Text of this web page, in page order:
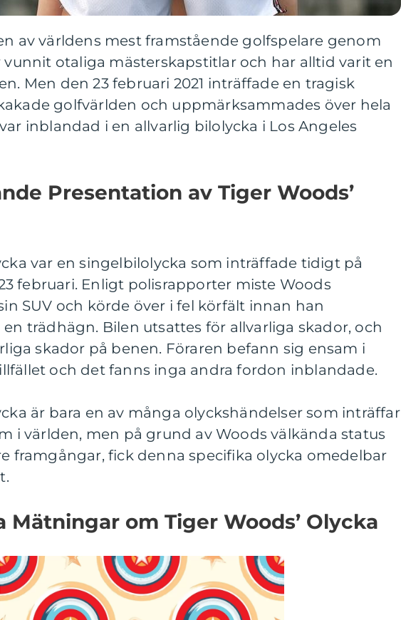
av världens mest framstående golfspelare genom
vunnit otaliga mästerskapstitlar och har alltid varit en
Men den 23 februari 2021 inträffade en tragisk
golfvärlden och uppmärksammades över hela
inblandad i en allvarlig bilolycka i Los Angeles
Presentation av Tiger Woods’
var en singelbilolycka som inträffade tidigt på
februari. Enligt polisrapporter miste Woods
SUV och körde över i fel körfält innan han
trädhägn. Bilen utsattes för allvarliga skador, och
skador på benen. Föraren befann sig ensam i
och det fanns inga andra fordon inblandade.
är bara en av många olyckshändelser som inträffar
i världen, men på grund av Woods välkända status
framgångar, fick denna specifika olycka omedelbar
Mätningar om Tiger Woods’ Olycka